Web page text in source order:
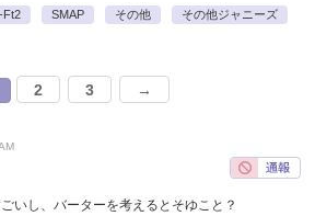
Ft2 SMAP その他
その他ジャニーズ
2 3 →
いし、バーターを考えるとそゆこと？